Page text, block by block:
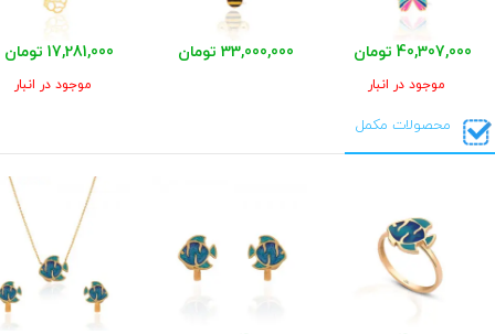
40,307,000 تومان
موجود در انبار
33,000,000 تومان 17,281,000 تومان
موجود در انبار
محصولات مکمل